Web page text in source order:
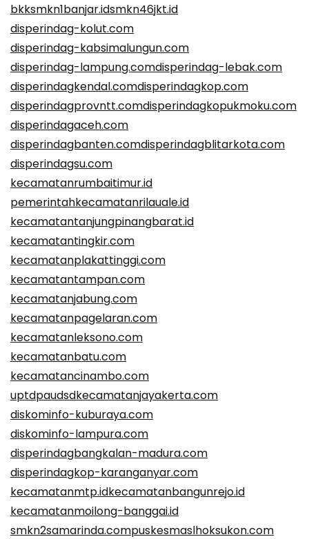
bkksmkn1banjar.idsmkn46jkt.id
disperindag-kolut.com
disperindag-kabsimalungun.com
disperindag-lampung.comdisperindag-lebak.com
disperindagkendal.comdisperindagkop.com
disperindagprovntt.comdisperindagkopukmoku.com
disperindagaceh.com
disperindagbanten.comdisperindagblitarkota.com
disperindagsu.com
kecamatanrumbaitimur.id
pemerintahkecamatanrilauale.id
kecamatantanjungpinangbarat.id
kecamatantingkir.com
kecamatanplakattinggi.com
kecamatantampan.com
kecamatanjabung.com
kecamatanpagelaran.com
kecamatanleksono.com
kecamatanbatu.com
kecamatancinambo.com
uptdpaudsdkecamatanjayakerta.com
diskominfo-kuburaya.com
diskominfo-lampura.com
disperindagbangkalan-madura.com
disperindagkop-karanganyar.com
kecamatanmtp.idkecamatanbangunrejo.id
kecamatanmoilong-banggai.id
smkn2samarinda.compuskesmaslhoksukon.com